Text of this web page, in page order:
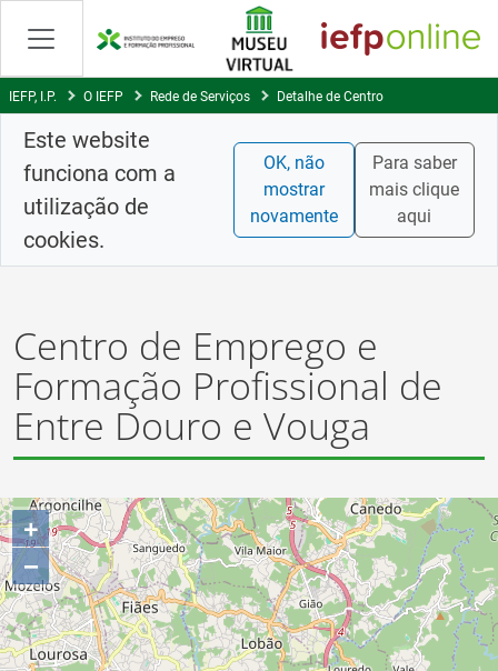
Saltar
para
conteúdo
principal
IEFP, I.P. O IEFP Rede de Serviços Detalhe de Centro
Este website
funciona com a
utilização de
cookies.
OK, não
mostrar
novamente
Para saber
mais clique
aqui
Centro de Emprego e
Formação Profissional de
Entre Douro e Vouga
+
−